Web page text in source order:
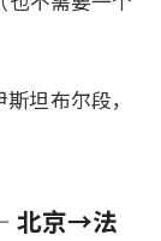
坦布尔段，
北京→法